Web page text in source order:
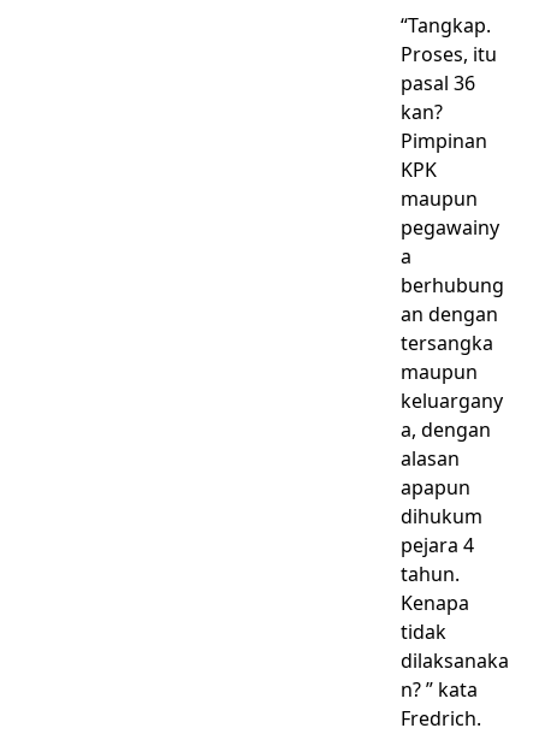
“Tangkap.
Proses, itu
pasal 36
kan?
Pimpinan
KPK
maupun
pegawainy
a
berhubung
an dengan
tersangka
maupun
keluargany
a, dengan
alasan
apapun
dihukum
pejara 4
tahun.
Kenapa
tidak
dilaksanaka
n? ” kata
Fredrich.